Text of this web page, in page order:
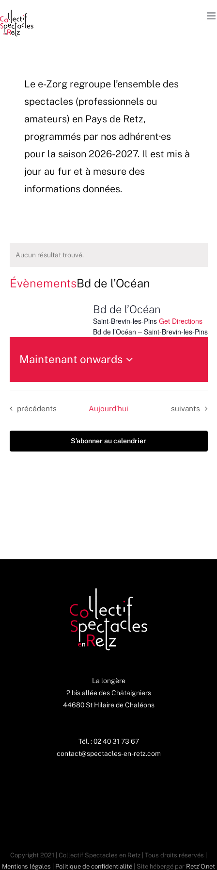
au
contenu
Le e-Zorg regroupe l’ensemble des
spectacles (professionnels ou
amateurs) en Pays de Retz,
programmés par nos adhérent·es
pour la saison 2026-2027. Il est mis à
jour au fur et à mesure des
informations données.
Aucun résultat trouvé.
ÉvènementsBd de l’Océan
Bd de l’Océan
Saint-Brevin-les-Pins Get Directions
Bd de l’Océan – Saint-Brevin-les-Pins
Maintenant onwards
une
date.
Évènements
précédents Aujourd’hui Évènements
suivants
S’abonner au calendrier
La longère
2 bis allée des Châtaigniers
44680 St Hilaire de Chaléons
Tél. : 02 40 31 73 67
contact@spectacles-en-retz.com
Copyright 2021 | Collectif Spectacles en Retz | Tous droits réservés |
Mentions légales
Politique de confidentialité | Site hébergé par Retz'O.net